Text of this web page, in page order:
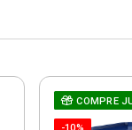
COMPRE
-10%